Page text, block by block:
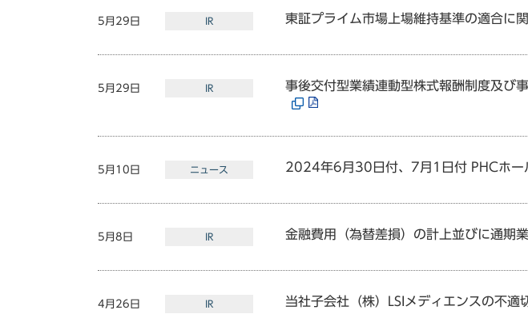
5月29日 IR 東証プライム市場上場維持基準の適合に
5月29日 IR 事後交付型業績連動型株式報酬制度及び
5月10日 ニュース 2024年6月30日付、7月1日付 PHCホー
5月8日 IR 金融費用（為替差損）の計上並びに通期
4月26日 IR 当社子会社（株）LSIメディエンスの不